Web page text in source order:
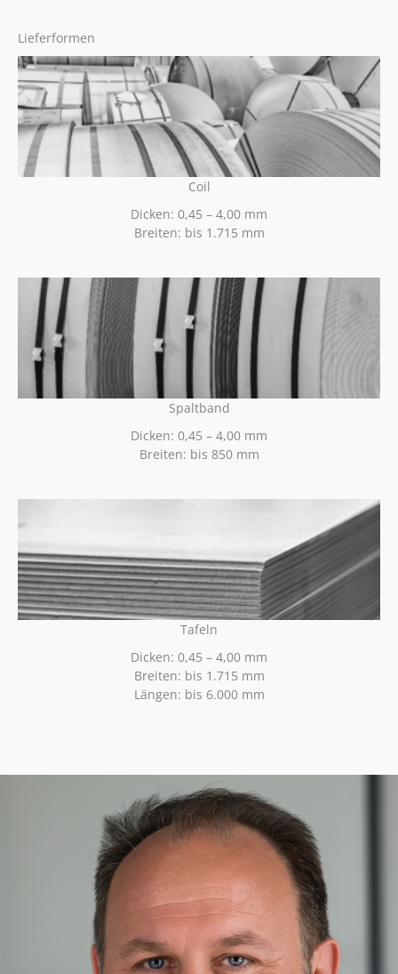
Lieferformen
Coil
Dicken: 0,45 – 4,00 mm
Breiten: bis 1.715 mm
Spaltband
Dicken: 0,45 – 4,00 mm
Breiten: bis 850 mm
Tafeln
Dicken: 0,45 – 4,00 mm
Breiten: bis 1.715 mm
Längen: bis 6.000 mm